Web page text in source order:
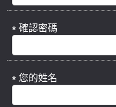
確認密碼
您的姓名